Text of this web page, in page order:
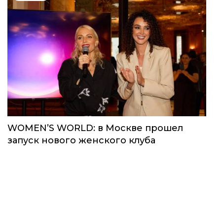
WOMEN’S WORLD: в Москве прошел
запуск нового женского клуба